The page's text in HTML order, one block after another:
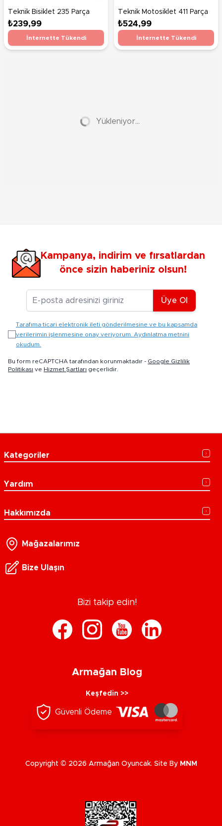
Teknik Bisiklet 235 Parça
₺239,99
İnternette Tükendi
Teknik Motosiklet 411 Parça
₺524,99
İnternette Tükendi
Yükleniyor...
Kampanya, indirim ve fırsatlardan
önce sizin haberiniz olsun!
E-posta Adresiniz
Üye Ol
Tarafıma ticari elektronik ileti gönderilmesine ve bu kapsamda
verilerimin işlenmesine onay veriyorum. Aydınlatma metnini
okudum.
Bu form reCAPTCHA tarafından korunmaktadır - Google Gizlilik
Politikası ve Hizmet Şartları geçerlidir.
Kategoriler
Yardım
Hakkımızda
Mağazalarımız
Bize Ulaşın
Bizi takip edin!
Armağan Blog
Keşfedin >>
Güvenli Ödeme
Copyright © 2026 Armağan Oyuncak. Site By MNM